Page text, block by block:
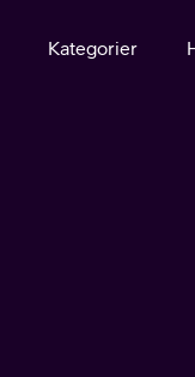
Kategorier